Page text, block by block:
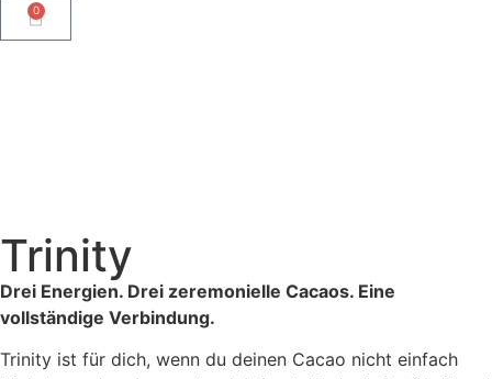
0
Trinity
Drei Energien. Drei zeremonielle Cacaos. Eine
vollständige Verbindung.
Trinity ist für dich, wenn du deinen Cacao nicht einfach